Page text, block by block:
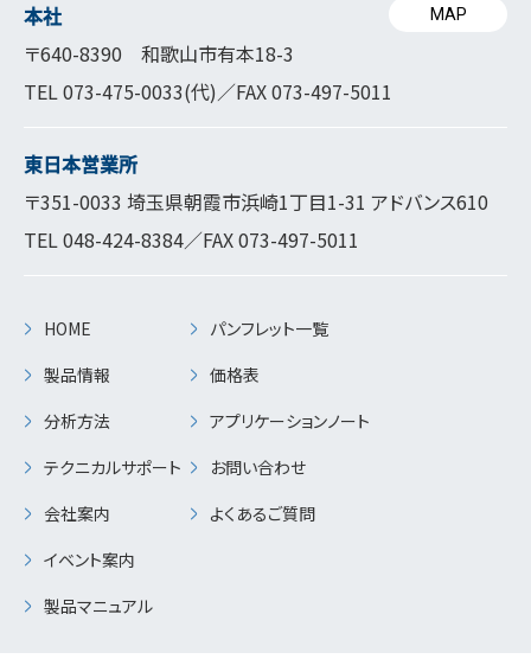
本社
〒640-8390 和歌山市有本18-3
TEL073-475-0033(代)／FAX 073-497-5011
MAP
東日本営業所
〒351-0033 埼玉県朝霞市浜崎1丁目1-31 アドバンス610
TEL048-424-8384／FAX 073-497-5011
HOME
製品情報
分析方法
テクニカルサポート
会社案内
イベント案内
製品マニュアル
パンフレット一覧
価格表
アプリケーションノート
お問い合わせ
よくあるご質問